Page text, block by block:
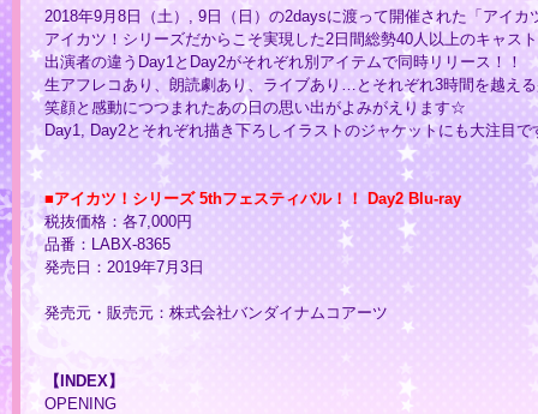
2018年9月8日（土）, 9日（日）の2daysに渡って開催された「アイ
アイカツ！シリーズだからこそ実現した2日間総勢40人以上のキャス
出演者の違うDay1とDay2がそれぞれ別アイテムで同時リリース！！
生アフレコあり、朗読劇あり、ライブあり…とそれぞれ3時間を越え
笑顔と感動につつまれたあの日の思い出がよみがえります☆
Day1, Day2とそれぞれ描き下ろしイラストのジャケットにも大注目で
■アイカツ！シリーズ 5thフェスティバル！！ Day2 Blu-ray
税抜価格：各7,000円
品番：LABX-8365
発売日：2019年7月3日
発売元・販売元：株式会社バンダイナムコアーツ
【INDEX】
OPENING